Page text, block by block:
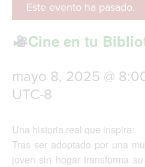
Este evento ha pasado.
Cine en tu
mayo 8, 2025 @
UTC-8
Una historia real que inspira:
Tras ser adoptado por una
joven sin hogar transforma